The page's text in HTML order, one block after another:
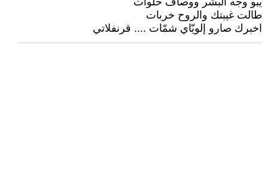
طالت غيبتك والروح خربات
اخبرك صارو إلويّاي شمّات .... قرنفلاتي